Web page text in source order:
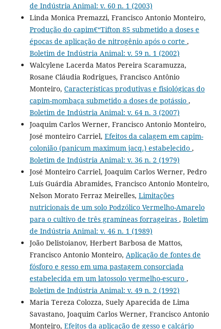
de Indústria Animal: v. 60 n. 1 (2003)
Linda Monica Premazzi, Francisco Antonio Monteiro,
Produção do capim€“Tifton 85 submetido a doses e
épocas de aplicação de nitrogênio após o corte ,
Boletim de Indústria Animal: v. 59 n. 1 (2002)
Walcylene Lacerda Matos Pereira Scaramuzza,
Rosane Cláudia Rodrigues, Francisco Antônio
Monteiro, Características produtivas e fisiológicas do
capim-mombaça submetido a doses de potássio ,
Boletim de Indústria Animal: v. 64 n. 3 (2007)
Joaquim Carlos Werner, Francisco Antonio Monteiro,
José monteiro Carriel, Efeitos da calagem em capim-
colonião (panicum maximum jacq.) estabelecido ,
Boletim de Indústria Animal: v. 36 n. 2 (1979)
José Monteiro Carriel, Joaquim Carlos Werner, Pedro
Luís Guárdia Abramides, Francisco Antonio Monteiro,
Nelson Morato Ferraz Meirelles, Limitações
nutricionais de um solo Podzólico Vermelho-Amarelo
para o cultivo de três gramíneas forrageiras , Boletim
de Indústria Animal: v. 46 n. 1 (1989)
João Delistoianov, Herbert Barbosa de Mattos,
Francisco Antonio Monteiro, Aplicação de fontes de
fósforo e gesso em uma pastagem consorciada
estabelecida em um latossolo vermelho-escuro ,
Boletim de Indústria Animal: v. 49 n. 2 (1992)
Maria Tereza Colozza, Suely Aparecida de Lima
Savastano, Joaquim Carlos Werner, Francisco Antonio
Monteiro, Efeitos da aplicação de gesso e calcário